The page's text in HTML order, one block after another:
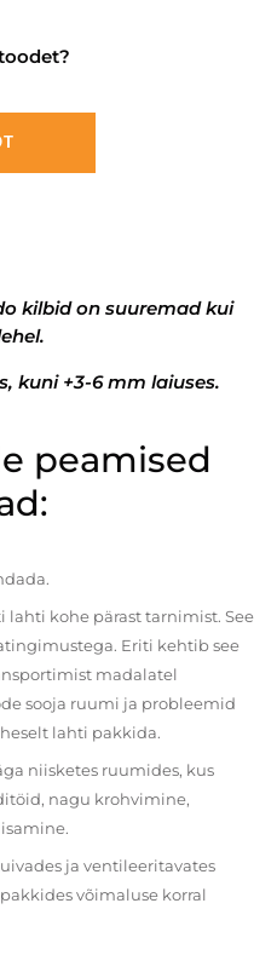
kilbid on suuremad kui
kuni +3-6 mm laiuses.
peamised
kohe pärast tarnimist. See
Eriti kehtib see
madalatel
sooja ruumi ja probleemid
lahti pakkida.
niisketes ruumides, kus
nagu krohvimine,
ja ventileeritavates
võimaluse korral